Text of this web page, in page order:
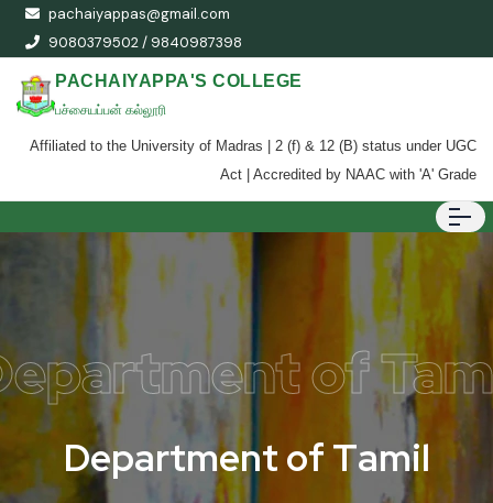
pachaiyappas@gmail.com
9080379502 / 9840987398
PACHAIYAPPA'S COLLEGE
பச்சையப்பன் கல்லூரி
Affiliated to the University of Madras | 2 (f) & 12 (B) status under UGC
Act | Accredited by NAAC with 'A' Grade
of
Department of Tamil